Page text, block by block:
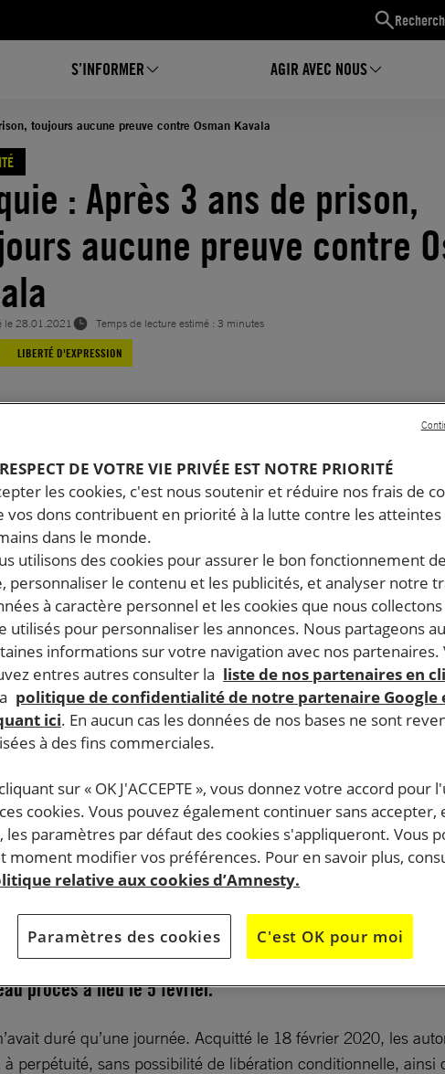
S’INFORMER AGIR AVEC NOUS
toujours aucune preuve contre Osman Kavala
: Après 3 ans de prison,
aucune preuve contre
le28.01.2021
Temps de lecture estimé : 3 minutes
LIBERTÉ D'EXPRESSION
d’avoir cherché à « déstabiliser » le gouvernement
», le mécène turc demeure derrière les barreaux.
procès a lieu le 5 février.
duré qu’une journée. Acquitté le 18 février 2020, les
perpétuité, sans possibilité de libération conditionnelle, ainsi
DE VOTRE VIE PRIVÉE EST NOTRE PRIORITÉ
les cookies, c'est nous soutenir et réduire nos frais de
vos dons contribuent en priorité à la lutte contre les
dans le monde.
utilisons des cookies pour assurer le bon fonctionnement
personnaliser le contenu et les publicités, et analyser notre
à caractère personnel et les cookies que nous
utilisés pour personnaliser les annonces. Nous partageons
informations sur votre navigation avec nos partenaires.
entres autres consulter la liste de nos partenaires en
politique de confidentialité de notre partenaire Google
ici. En aucun cas les données de nos bases ne sont
à des fins commerciales.
sur « OK J'ACCEPTE », vous donnez votre accord pour
cookies. Vous pouvez également continuer sans accepter,
les paramètres par défaut des cookies s'appliqueront. Vous
moment modifier vos préférences. Pour en savoir plus,
relative aux cookies d’Amnesty.
Paramètres des cookies C'est OK pour moi